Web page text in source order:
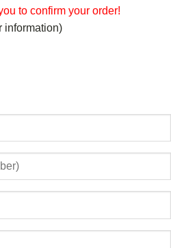
to confirm your order!
information)